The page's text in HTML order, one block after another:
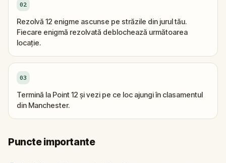
02
Rezolvă 12 enigme ascunse pe străzile din jurul tău.
Fiecare enigmă rezolvată deblochează următoarea
locație.
03
Termină la Point 12 și vezi pe ce loc ajungi în clasamentul
din Manchester.
Puncte importante